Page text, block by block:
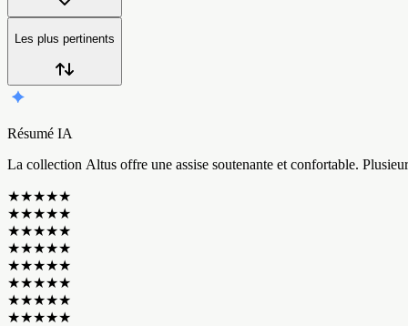
Les plus pertinents
Résumé IA
La collection Altus offre une assise soutenante et confortable. Plusieur
★★★★★
★★★★★
★★★★★
★★★★★
★★★★★
★★★★★
★★★★★
★★★★★